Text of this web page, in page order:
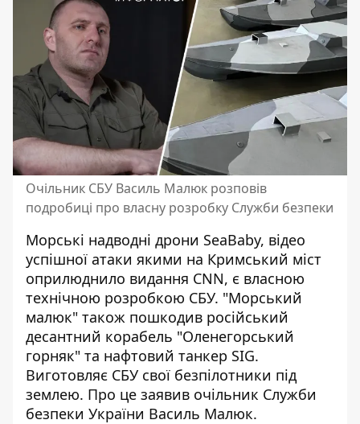
Очільник СБУ Василь Малюк розповів
подробиці про власну розробку Служби безпеки
Морські надводні дрони SeaBaby, відео
успішної атаки якими на Кримський міст
оприлюднило видання CNN, є власною
технічною розробкою СБУ. "Морський
малюк" також пошкодив російський
десантний корабель "Оленегорський
горняк" та нафтовий танкер SIG.
Виготовляє СБУ свої безпілотники під
землею. Про це заявив очільник Служби
безпеки України Василь Малюк.